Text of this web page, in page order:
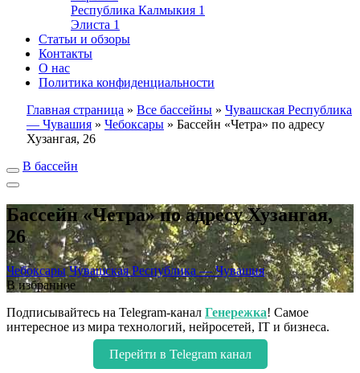
Республика Калмыкия 1
Элиста 1
Статьи и обзоры
Контакты
О нас
Политика конфиденциальности
Главная страница » Все бассейны » Чувашская Республика
— Чувашия » Чебоксары » Бассейн «Четра» по адресу
Хузангая, 26
В бассейн
Бассейн «Четра» по адресу Хузангая,
26
Чебоксары Чувашская Республика — Чувашия
В избранное
Подписывайтесь на Telegram-канал Генережка! Самое
интересное из мира технологий, нейросетей, IT и бизнеса.
Перейти в Telegram канал